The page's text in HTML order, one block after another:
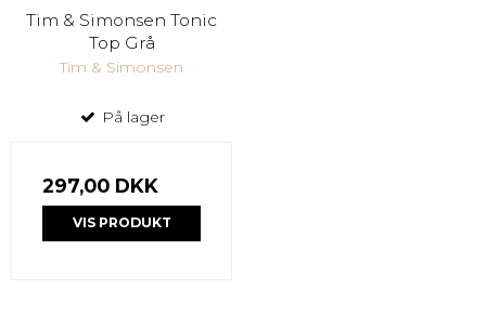
Tim & Simonsen Tonic
Top Grå
Tim & Simonsen
På lager
297,00 DKK
VIS PRODUKT